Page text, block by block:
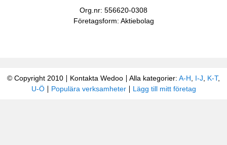
Org.nr: 556620-0308
Företagsform: Aktiebolag
© Copyright 2010 Kontakta Wedoo Alla kategorier: A-H I-J K-T,
U-Ö
Populära verksamheter Lägg till mitt företag